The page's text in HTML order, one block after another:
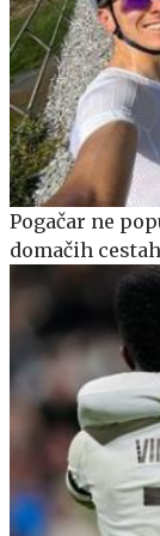
Pogačar ne
domačih